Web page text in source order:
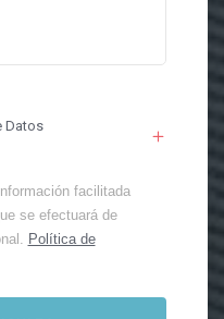
Datos
facilitada
se efectuará de
Política de